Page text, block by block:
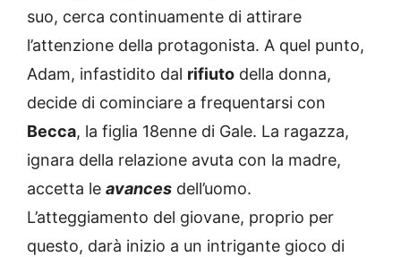
suo, cerca continuamente di attirare
l’attenzione della protagonista. A quel punto,
Adam, infastidito dal rifiuto della donna,
decide di cominciare a frequentarsi con
Becca, la figlia 18enne di Gale. La ragazza,
ignara della relazione avuta con la madre,
accetta le avances dell’uomo.
L’atteggiamento del giovane, proprio per
questo, darà inizio a un intrigante gioco di